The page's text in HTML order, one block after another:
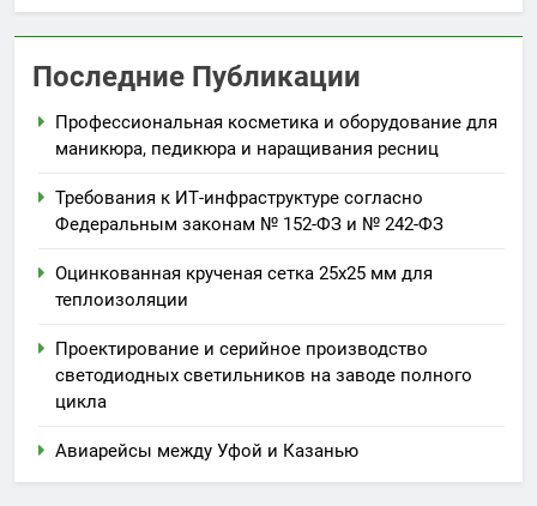
Последние Публикации
Профессиональная косметика и оборудование для
маникюра, педикюра и наращивания ресниц
Требования к ИТ-инфраструктуре согласно
Федеральным законам № 152-ФЗ и № 242-ФЗ
Оцинкованная крученая сетка 25х25 мм для
теплоизоляции
Проектирование и серийное производство
светодиодных светильников на заводе полного
цикла
Авиарейсы между Уфой и Казанью